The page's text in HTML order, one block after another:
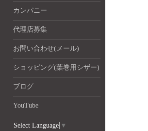
カンパニー
代理店募集
お問い合わせ(メール)
ショッピング(葉巻用シザー)
ブログ
YouTube
Select Language ▼